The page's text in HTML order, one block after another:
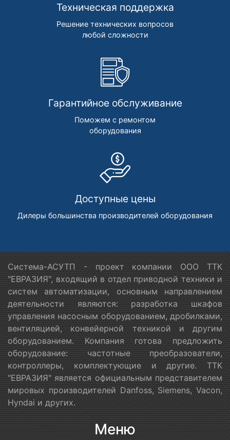
Техническая поддержка
Решение технических вопросов
любой сложности
Гарантийное обслуживание
Поможем с ремонтом
оборудования
Доступные цены
Дилеры большинства производителей оборудования
Система-АСУТП - проект компании ООО ТТК
"ЕВРАЗИЯ", входящий в отдел приводной техники и
систем автоматизации, основным направлением
деятельности являются: разработка шкафов
управления насосным оборудованием, дробилками,
вентиляцией, конвейерной техникой и другим
оборудованием. Компания готова предложить
оборудование: частотные преобразователи,
контроллеры, комплектующие и другие. ТТК
"ЕВРАЗИЯ" является официальным представителем
мировых производителей Danfoss, Siemens, Vacon,
Hyndai и других.
Меню